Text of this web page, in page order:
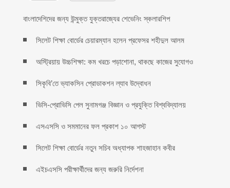
বাংলাদেশিদের জন্য উন্মুক্ত যুক্তরাজ্যের শেভেনিং স্কলারশিপ
সিলেট শিক্ষা বোর্ডের চেয়ারম্যান হলেন প্রফেসর শহীদুল আলম
অস্ট্রিয়ায় উচ্চশিক্ষা: কম খরচে পড়াশোনা, থাকছে কাজের সুযোগও
সিকৃবি’তে ভ্যাকসিন প্রোডাকশন ল্যাব উদ্বোধন
ভিসি-প্রোভিসি পেল সুনামগঞ্জ বিজ্ঞান ও প্রযুক্তি বিশ্ববিদ্যালয়
এসএসসি ও সমমানের ফল প্রকাশ ১০ আগস্ট
সিলেট শিক্ষা বোর্ডের নতুন সচিব অধ্যাপক শাহজাহান কবীর
এইচএসসি পরীক্ষার্থীদের জন্য জরুরি নির্দেশনা